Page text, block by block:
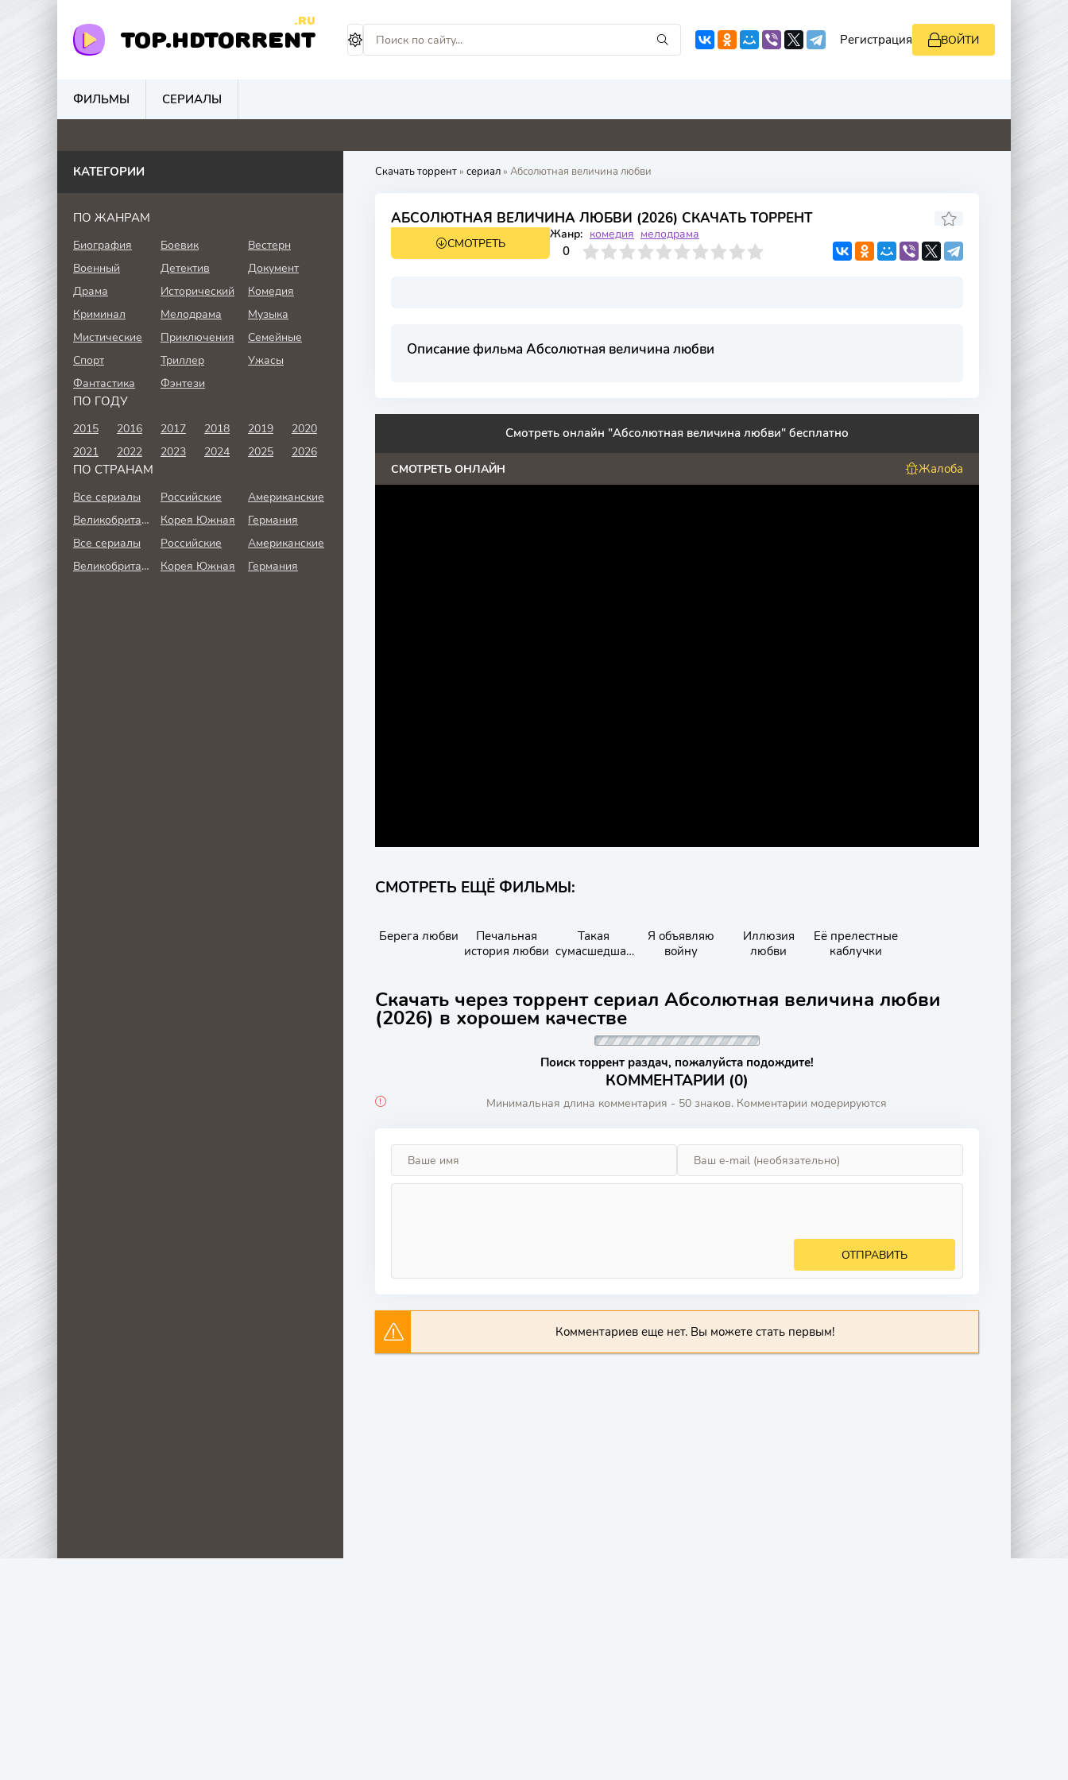
TOP.HDTORRENT
.RU
Регистрация ВОЙТИ
ФИЛЬМЫ СЕРИАЛЫ
0 0 0 4.1 5.3 0 4.4 0 0 4.9 4.8
Скачать торрент» сериал» Абсолютная величина любви
АБСОЛЮТНАЯ ВЕЛИЧИНА ЛЮБВИ (2026) СКАЧАТЬ ТОРРЕНТ
1 сезон 16 серияСМОТРЕТЬ
Жанр: комедия мелодрама
0
1 4 6 7 8 9 10
Описание фильма Абсолютная величина любви
Смотреть онлайн "Абсолютная величина любви" бесплатно
СМОТРЕТЬ ОНЛАЙН Жалоба
СМОТРЕТЬ ЕЩЁ ФИЛЬМЫ:
Берега любви
Печальная
история любви
Такая
сумасшедшая
Я объявляю
войну
Иллюзия
любви
Её прелестные
каблучки
Скачать через торрент сериал Абсолютная величина любви
(2026) в хорошем качестве
Поиск торрент раздач, пожалуйста подождите!
КОММЕНТАРИИ (0)
Минимальная длина комментария - 50 знаков. Комментарии модерируются
ОТПРАВИТЬ
Комментариев еще нет. Вы можете стать первым!
КАТЕГОРИИ
ПО ЖАНРАМ
Биография Боевик
Вестерн
Военный
Детектив
Документ
Драма
Исторический
Комедия
Криминал
Мелодрама
Музыка
Мистические
Приключения
Семейные
Спорт
Триллер
Ужасы
Фантастика
Фэнтези
ПО ГОДУ
2015 2016 2017 2018 2019
2020
2021
2022 2023 2024 2025 2026
ПО СТРАНАМ
Все сериалы Российские
Американские
Великобритания
Корея Южная
Германия
Все сериалы
Российские
Американские
Великобритания
Корея Южная Германия